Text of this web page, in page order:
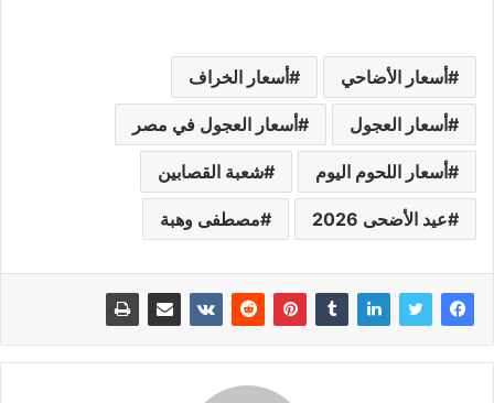
أسعار الأضاحي أسعار الخراف
أسعار العجول أسعار العجول في مصر
أسعار اللحوم اليوم شعبة القصابين
عيد الأضحى 2026 مصطفى وهبة